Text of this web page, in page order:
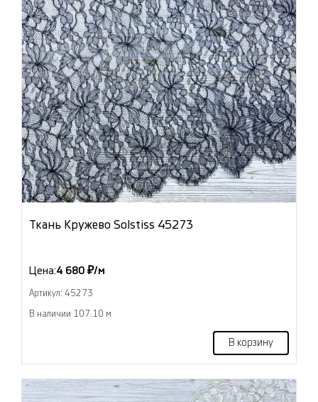
Ткань Кружево Solstiss 45273
Цена:4 680 ₽/м
Артикул: 45273
В наличии 107.10 м
В корзину